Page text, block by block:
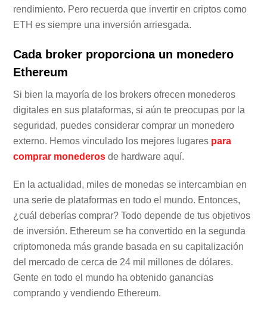
rendimiento. Pero recuerda que invertir en criptos como
ETH es siempre una inversión arriesgada.
Cada broker proporciona un monedero
Ethereum
Si bien la mayoría de los brokers ofrecen monederos
digitales en sus plataformas, si aún te preocupas por la
seguridad, puedes considerar comprar un monedero
externo. Hemos vinculado los mejores lugares para
comprar monederos de hardware aquí.
En la actualidad, miles de monedas se intercambian en
una serie de plataformas en todo el mundo. Entonces,
¿cuál deberías comprar? Todo depende de tus objetivos
de inversión. Ethereum se ha convertido en la segunda
criptomoneda más grande basada en su capitalización
del mercado de cerca de 24 mil millones de dólares.
Gente en todo el mundo ha obtenido ganancias
comprando y vendiendo Ethereum.